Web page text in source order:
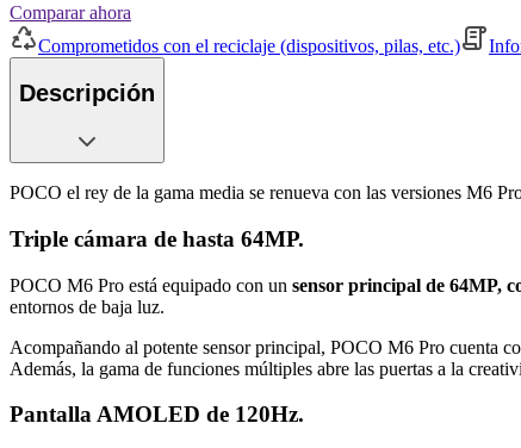
Comparar ahora
Comprometidos con el reciclaje (dispositivos, pilas, etc.)
Descripción
POCO el rey de la gama media se renueva con las versiones M6
Triple cámara de hasta 64MP.
POCO M6 Pro está equipado con un sensor principal de 64MP,
entornos de baja luz.
Acompañando al potente sensor principal, POCO M6 Pro cuenta
Además, la gama de funciones múltiples abre las puertas a la
Pantalla AMOLED de 120Hz.